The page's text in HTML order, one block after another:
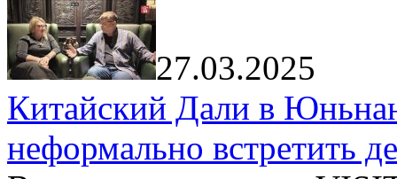
27.03.2025
Китайский Дали в
неформально встретить